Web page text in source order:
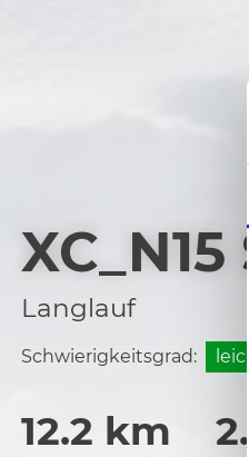
Langlauf
Schwierigkeitsgrad:
12.2 km